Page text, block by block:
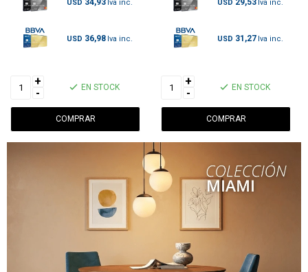
USD 34,93
USD 36,98
+
-
EN STOCK
USD 29,53
USD 31,27
+
-
EN STOCK